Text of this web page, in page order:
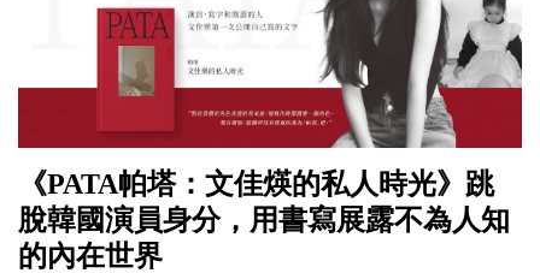
《PATA帕塔：文佳煐的私人時光》跳
脫韓國演員身分，用書寫展露不為人知
的內在世界